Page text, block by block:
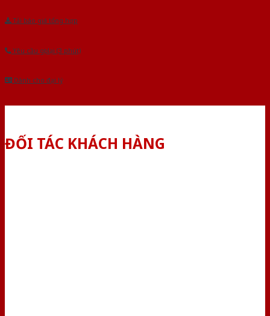
Tải báo giá tổng hợp
Yêu cầu gọi lại (3 phút)
Dành cho đại lý
ĐỐI TÁC KHÁCH HÀNG